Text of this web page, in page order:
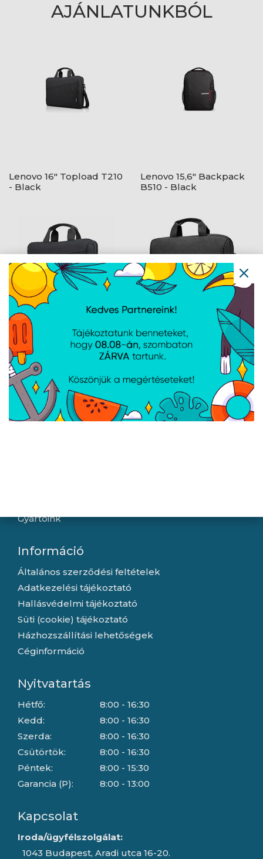
AJÁNLATUNKBÓL
Lenovo 16" Topload T210
- Black
Lenovo 15,6" Backpack
B510 - Black
Lenovo 15,6" Casual
Toploader T210 - Black
Lenovo 16" Topload T210
- Black
Gyártóink
Információ
Általános szerződési feltételek
Adatkezelési tájékoztató
Hallásvédelmi tájékoztató
Süti (cookie) tájékoztató
Házhozszállítási lehetőségek
Céginformáció
Nyitvatartás
Hétfő:
Kedd:
Szerda:
Csütörtök:
Péntek:
Garancia (P):
8:00 - 16:30
8:00 - 16:30
8:00 - 16:30
8:00 - 16:30
8:00 - 15:30
8:00 - 13:00
Kapcsolat
Iroda/ügyfélszolgálat:
1043 Budapest, Aradi utca 16-20.